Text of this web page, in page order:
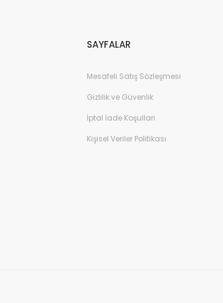
SAYFALAR
Mesafeli Satış Sözleşmesi
Gizlilik ve Güvenlik
İptal İade Koşullari
Kişisel Veriler Politikası